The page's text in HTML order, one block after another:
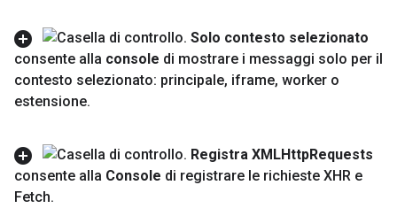
Solo contesto selezionato
consente alla console di mostrare i messaggi solo per il
contesto selezionato: principale, iframe, worker o
estensione.
Registra XMLHttpRequests
consente alla Console di registrare le richieste XHR e
Fetch.